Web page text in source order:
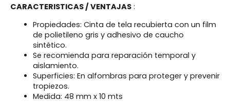
CARACTERISTICAS / VENTAJAS :
Propiedades: Cinta de tela recubierta con un film
de polietileno gris y adhesivo de caucho
sintético.
Se recomienda para reparación temporal y
aislamiento.
Superficies: En alfombras para proteger y prevenir
tropiezos.
Medida: 48 mm x 10 mts